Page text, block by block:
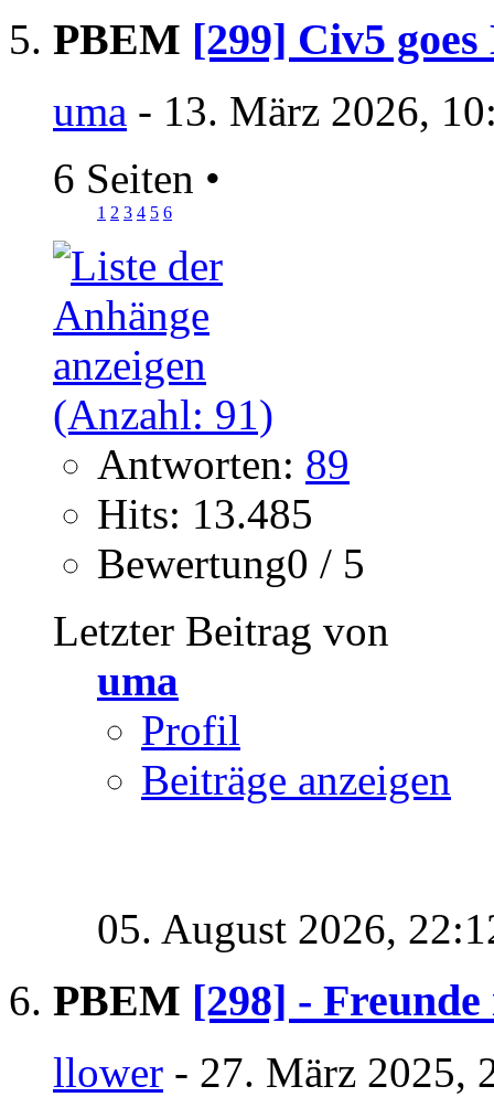
PBEM [299] Civ5
uma - 13. März 2026,
6 Seiten •
1 2 3 4 5 6
Antworten: 89
Hits: 13.485
Bewertung0 / 5
Letzter Beitrag von
uma
Profil
Beiträge anzeigen
05. August 2026,
PBEM [298] -
llower - 27. März 2025,